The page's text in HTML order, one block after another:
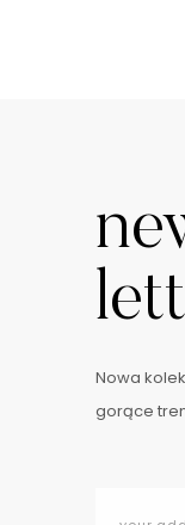
Nowa
gorące